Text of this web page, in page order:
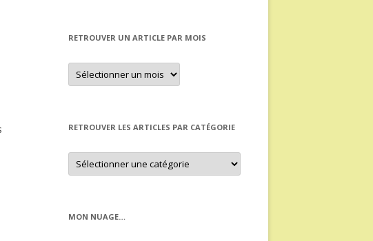
RETROUVER UN ARTICLE PAR MOIS
Retrouver
un
article
RETROUVER LES ARTICLES PAR CATÉGORIE
Retrouver
les
articles
MON NUAGE…